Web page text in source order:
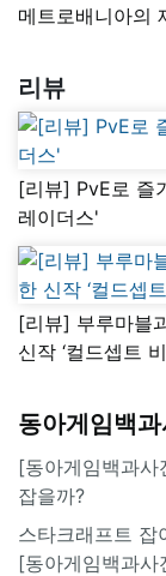
메트로배니아의
리뷰
[리뷰] PvE로 즐
레이더스'
[리뷰] 부루마블
신작 ‘컬드셉트
동아게임백과
[동아게임백과
잡을까?
스타크래프트 잡
[동아게임백과사